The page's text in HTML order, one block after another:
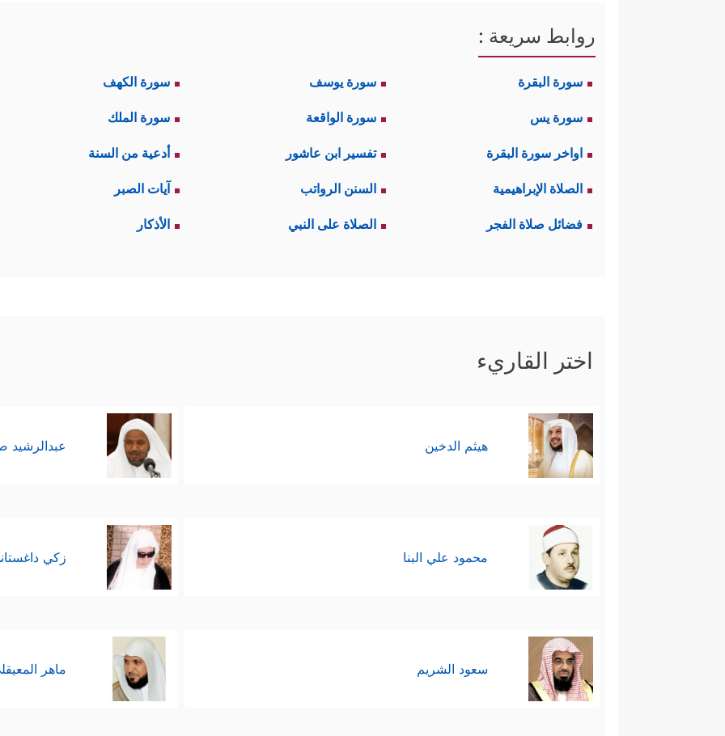
روابط سريعة :
سورة البقرة سورة يوسف سورة الكهف
سورة يس سورة الواقعة سورة الملك
اواخر سورة البقرة تفسير ابن عاشور أدعية من السنة
الصلاة الإبراهيمية السنن الرواتب آيات الصبر
فضائل صلاة الفجر الصلاة على النبي الأذكار
اختر القاريء
هيثم الدخين عبدالرشيد
محمود علي البنا زكي
سعود الشريم ماهر